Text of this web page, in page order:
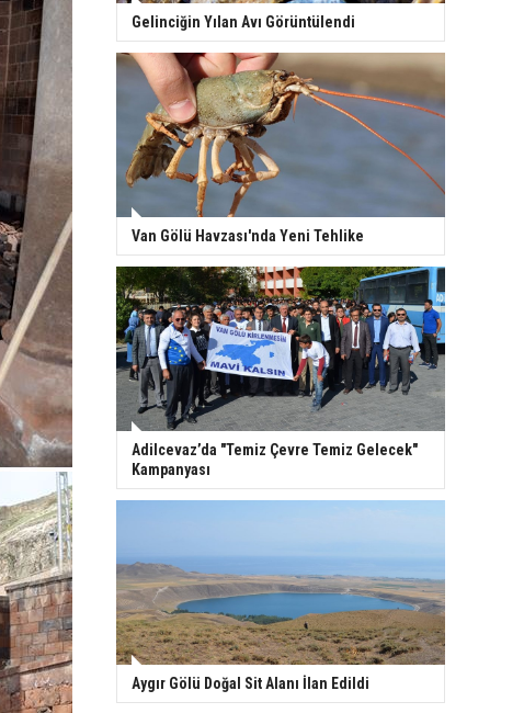
Gelinciğin Yılan Avı Görüntülendi
Van Gölü Havzası'nda Yeni Tehlike
Adilcevaz’da "Temiz Çevre Temiz Gelecek"
Kampanyası
Aygır Gölü Doğal Sit Alanı İlan Edildi